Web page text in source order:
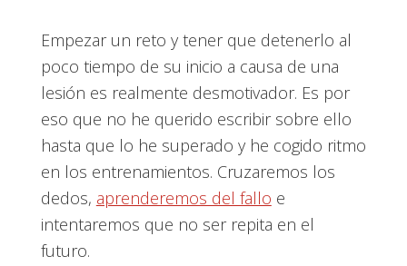
Empezar un reto y tener que detenerlo al
poco tiempo de su inicio a causa de una
lesión es realmente desmotivador. Es por
eso que no he querido escribir sobre ello
hasta que lo he superado y he cogido ritmo
en los entrenamientos. Cruzaremos los
dedos, aprenderemos del fallo e
intentaremos que no ser repita en el
futuro.